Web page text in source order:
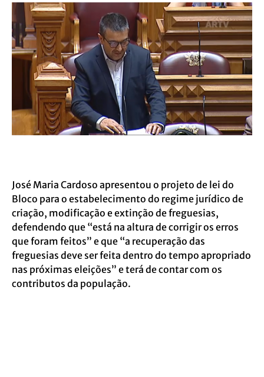
José Maria Cardoso apresentou o projeto de lei do
Bloco para o estabelecimento do regime jurídico de
criação, modificação e extinção de freguesias,
defendendo que “está na altura de corrigir os erros
que foram feitos” e que “a recuperação das
freguesias deve ser feita dentro do tempo apropriado
nas próximas eleições” e terá de contar com os
contributos da população.